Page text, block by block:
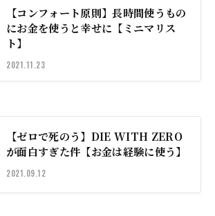
【コンフォート原則】長時間使うもの
にお金を使うと幸せに【ミニマリス
ト】
2021.11.23
【ゼロで死のう】DIE WITH ZERO
が面白すぎた件【お金は経験に使う】
2021.09.12